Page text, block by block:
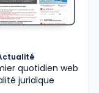
quotidien web
juridique